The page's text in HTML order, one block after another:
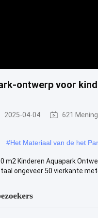
ontwerp voor
2025-04-04 621
#Het Materiaal van de het
m2 Kinderen Aquapark
ongeveer 50 vierkante